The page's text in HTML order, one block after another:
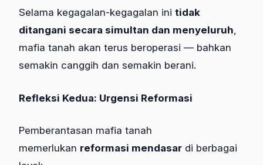
Selama kegagalan-kegagalan ini tidak
ditangani secara simultan dan menyeluruh,
mafia tanah akan terus beroperasi — bahkan
semakin canggih dan semakin berani.
Refleksi Kedua: Urgensi Reformasi
Pemberantasan mafia tanah
memerlukan reformasi mendasar di berbagai